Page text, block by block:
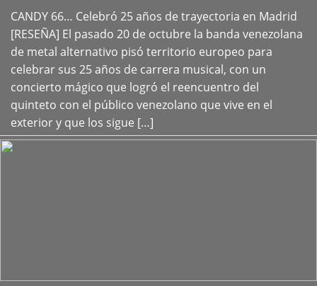
CANDY 66… Celebró 25 años de trayectoria en Madrid
[RESEÑA] El pasado 20 de octubre la banda venezolana
de metal alternativo pisó territorio europeo para
celebrar sus 25 años de carrera musical, con un
concierto mágico que logró el reencuentro del
quinteto con el público venezolano que vive en el
exterior y que los sigue […]
+